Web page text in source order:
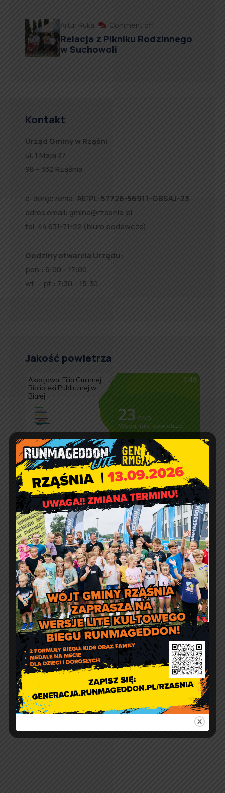
Artur Ruka Comment off
Relacja z Pikniku Rodzinnego
w Suchowoli
Kontakt
Urząd Gminy w Rząśni
ul. 1 Maja 37
98 – 332 Rząśnia
e-doręczenia: AE:PL-57726-56911-GBSAJ-23
adres email: gmina@rzasnia.pl
tel. 44 631-71-22 (biuro podawcze)
Godziny otwarcia Urzędu:
pon.: 9:00 – 17:00
wt. – pt.: 7:30 – 15:30
Jakość powietrza